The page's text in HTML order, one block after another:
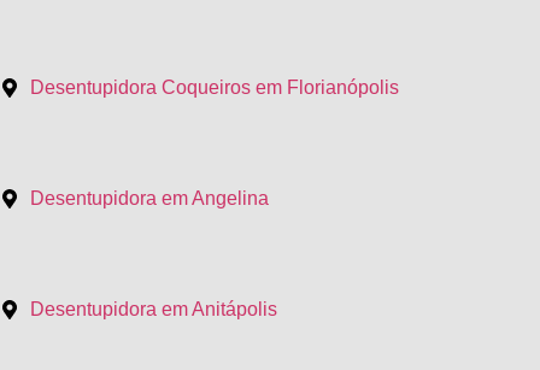
Desentupidora Coqueiros em Florianópolis
Desentupidora em Angelina
Desentupidora em Anitápolis